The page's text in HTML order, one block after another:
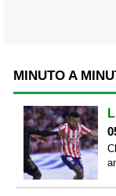
MINUTO A